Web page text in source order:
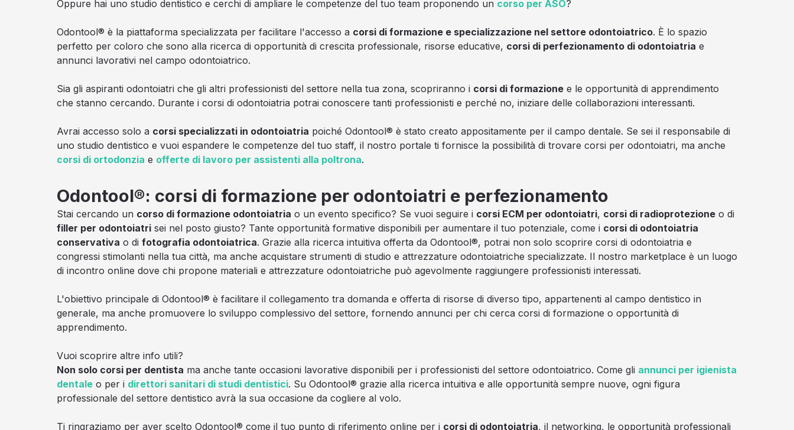
Oppure hai uno studio dentistico e cerchi di ampliare le competenze del tuo team proponendo un corso per ASO?
Odontool® è la piattaforma specializzata per facilitare l'accesso a corsi di formazione e specializzazione nel settore odontoiatrico. È lo spazio
perfetto per coloro che sono alla ricerca di opportunità di crescita professionale, risorse educative, corsi di perfezionamento di odontoiatria e
annunci lavorativi nel campo odontoiatrico.
Sia gli aspiranti odontoiatri che gli altri professionisti del settore nella tua zona, scopriranno i corsi di formazione e le opportunità di apprendimento
che stanno cercando. Durante i corsi di odontoiatria potrai conoscere tanti professionisti e perché no, iniziare delle collaborazioni interessanti.
Avrai accesso solo a corsi specializzati in odontoiatria poiché Odontool® è stato creato appositamente per il campo dentale. Se sei il responsabile di
uno studio dentistico e vuoi espandere le competenze del tuo staff, il nostro portale ti fornisce la possibilità di trovare corsi per odontoiatri, ma anche
corsi di ortodonzia e offerte di lavoro per assistenti alla poltrona.
Odontool®: corsi di formazione per odontoiatri e perfezionamento
Stai cercando un corso di formazione odontoiatria o un evento specifico? Se vuoi seguire i corsi ECM per odontoiatri, corsi di radioprotezione o di
filler per odontoiatri sei nel posto giusto? Tante opportunità formative disponibili per aumentare il tuo potenziale, come i corsi di odontoiatria
conservativa o di fotografia odontoiatrica. Grazie alla ricerca intuitiva offerta da Odontool®, potrai non solo scoprire corsi di odontoiatria e
congressi stimolanti nella tua città, ma anche acquistare strumenti di studio e attrezzature odontoiatriche specializzate. Il nostro marketplace è un luogo
di incontro online dove chi propone materiali e attrezzature odontoiatriche può agevolmente raggiungere professionisti interessati.
L'obiettivo principale di Odontool® è facilitare il collegamento tra domanda e offerta di risorse di diverso tipo, appartenenti al campo dentistico in
generale, ma anche promuovere lo sviluppo complessivo del settore, fornendo annunci per chi cerca corsi di formazione o opportunità di
apprendimento.
Vuoi scoprire altre info utili?
Non solo corsi per dentista ma anche tante occasioni lavorative disponibili per i professionisti del settore odontoiatrico. Come gli annunci per igienista
dentale o per i direttori sanitari di studi dentistici. Su Odontool® grazie alla ricerca intuitiva e alle opportunità sempre nuove, ogni figura
professionale del settore dentistico avrà la sua occasione da cogliere al volo.
Ti ringraziamo per aver scelto Odontool® come il tuo punto di riferimento online per i corsi di odontoiatria, il networking, le opportunità professionali